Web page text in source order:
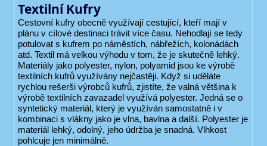
Textilní Kufry
Cestovní kufry obecně využívají cestující, kteří mají v
plánu v cílové destinaci trávit více času. Nehodlají se tedy
potulovat s kufrem po náměstích, nábřežích, kolonádách
atd. Textil má velkou výhodu v tom, že je skutečně lehký.
Materiály jako polyester, nylon, polyamid jsou ke výrobě
textilních kufrů využívány nejčastěji. Když si uděláte
rychlou rešerši výrobců kufrů, zjistíte, že valná většina k
výrobě textilních zavazadel využívá polyester. Jedná se o
syntetický materiál, který je využíván samostatně i v
kombinaci s vlákny jako je vlna, bavlna a další. Polyester je
materiál lehký, odolný, jeho údržba je snadná. Vlhkost
pohlcuje jen minimálně.